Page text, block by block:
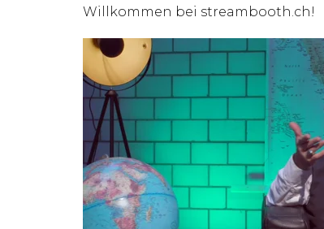
Willkommen bei streambooth.ch!